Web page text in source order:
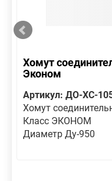
Хомут
Эконом
Артикул: ДО-ХС-
Хомут
Класс ЭКОНОМ
Диаметр Ду-950